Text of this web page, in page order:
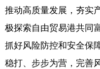
推动高质量发展，夯实
极探索自由贸易港共同
抓好风险防控和安全保
稳打、步步为营，完善